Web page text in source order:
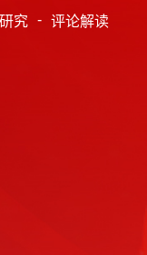
究 - 评论解读